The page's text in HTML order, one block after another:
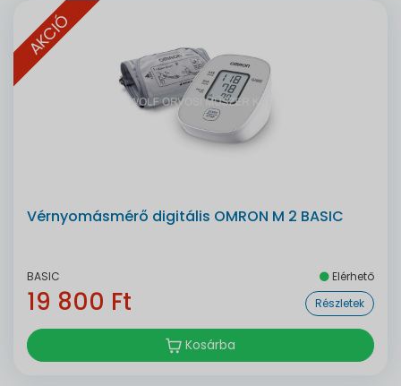
AKCIÓ
Vérnyomásmérő digitális OMRON M 2 BASIC
BASIC Elérhető
19 800 Ft Részletek
Kosárba